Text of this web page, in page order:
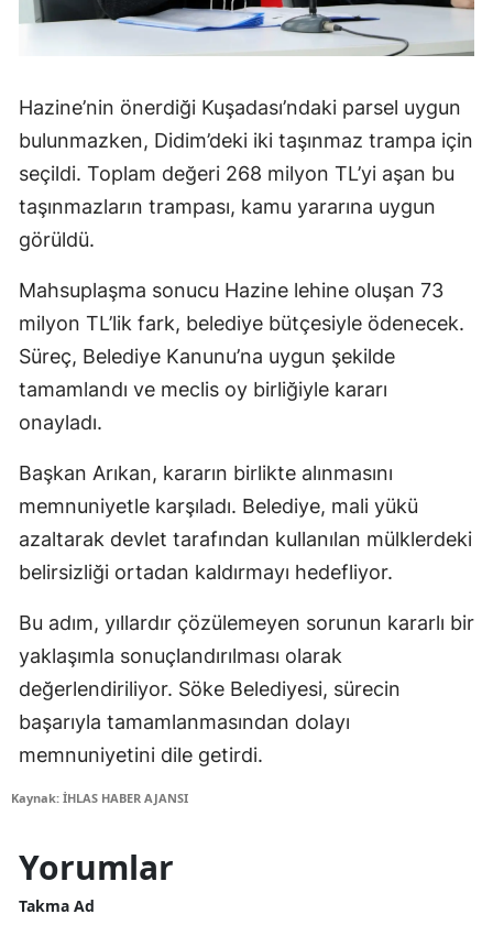
Hazine’nin önerdiği Kuşadası’ndaki parsel uygun
bulunmazken, Didim’deki iki taşınmaz trampa için
seçildi. Toplam değeri 268 milyon TL’yi aşan bu
taşınmazların trampası, kamu yararına uygun
görüldü.
Mahsuplaşma sonucu Hazine lehine oluşan 73
milyon TL’lik fark, belediye bütçesiyle ödenecek.
Süreç, Belediye Kanunu’na uygun şekilde
tamamlandı ve meclis oy birliğiyle kararı
onayladı.
Başkan Arıkan, kararın birlikte alınmasını
memnuniyetle karşıladı. Belediye, mali yükü
azaltarak devlet tarafından kullanılan mülklerdeki
belirsizliği ortadan kaldırmayı hedefliyor.
Bu adım, yıllardır çözülemeyen sorunun kararlı bir
yaklaşımla sonuçlandırılması olarak
değerlendiriliyor. Söke Belediyesi, sürecin
başarıyla tamamlanmasından dolayı
memnuniyetini dile getirdi.
Kaynak: İHLAS HABER AJANSI
Yorumlar
Takma Ad